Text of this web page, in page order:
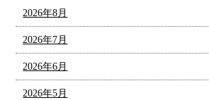
2026年8月
2026年7月
2026年6月
2026年5月